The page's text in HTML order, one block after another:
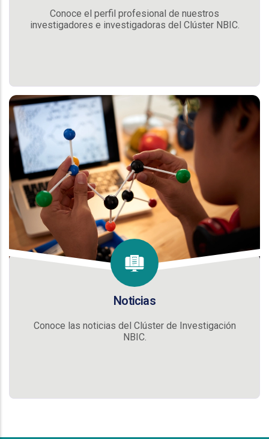
Conoce el perfil profesional de nuestros
investigadores e investigadoras del Clúster NBIC.
Noticias
Conoce las noticias del Clúster de Investigación
NBIC.